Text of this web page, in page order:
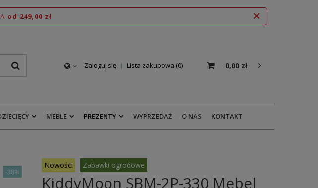
od 249,00 zł
Zaloguj się Lista zakupowa 0 0,00 zł
MEBLE PREZENTY WYPRZEDAŻ O NAS KONTAKT
Nowości Zabawki ogrodowe
KiddyMoon SBM-2P-330 Mebel
-38%